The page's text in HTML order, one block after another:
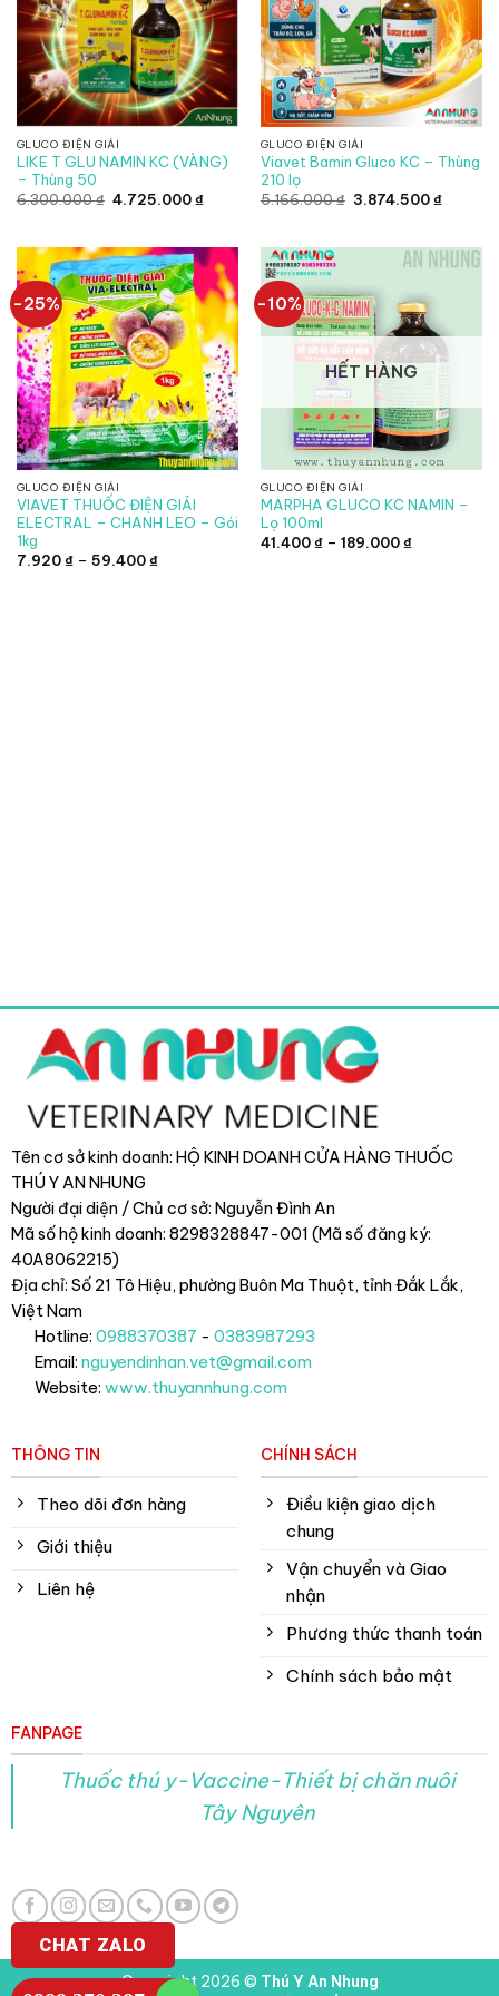
CHAT ZALO
GLUCO ĐIỆN GIẢI
LIKE T GLU NAMIN KC (VÀNG)
– Thùng 50
6.300.000₫ Giá
4.725.000₫Giá
4.725.000 ₫.
GLUCO ĐIỆN GIẢI
Viavet Bamin Gluco KC – Thùng
210 lọ
5.166.000₫ Giá
3.874.500₫Giá
-25%
GLUCO ĐIỆN GIẢI
VIAVET THUỐC ĐIỆN GIẢI
ELECTRAL – CHANH LEO – Gói
1kg
7.920₫ – 59.400₫Khoảng
-10%
HẾT HÀNG
GLUCO ĐIỆN GIẢI
MARPHA GLUCO KC NAMIN –
Lọ 100ml
41.400₫ – 189.000₫Khoảng
Tên cơ sở kinh doanh: HỘ KINH DOANH CỬA HÀNG THUỐC
THÚ Y AN NHUNG
Người đại diện / Chủ cơ sở: Nguyễn Đình An
Mã số hộ kinh doanh: 8298328847-001 (Mã số đăng ký:
40A8062215)
Địa chỉ: Số 21 Tô Hiệu, phường Buôn Ma Thuột, tỉnh Đắk Lắk,
Việt Nam
Hotline: 0988370387 - 0383987293
Email: nguyendinhan.vet@gmail.com
Website: www.thuyannhung.com
THÔNG TIN
Theo dõi đơn hàng
Giới thiệu
Liên hệ
CHÍNH SÁCH
Điều kiện giao dịch
chung
Vận chuyển và Giao
nhận
Phương thức thanh toán
Chính sách bảo mật
FANPAGE
Thuốc thú y-Vaccine-Thiết bị chăn nuôi
Tây Nguyên
Copyright 2026 © Thú Y An Nhung